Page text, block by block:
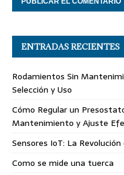
ENTRADAS RECIENTES
Rodamientos Sin
Selección y Uso
Cómo Regular un
Mantenimiento y Ajuste
Sensores IoT: La
Como se mide una tuerca